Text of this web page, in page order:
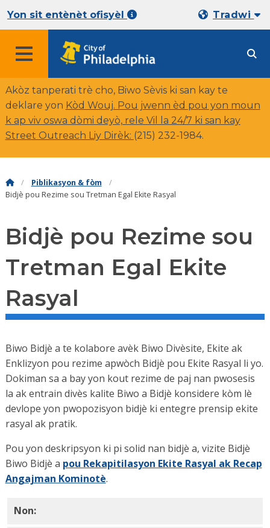
Yon sit entènèt ofisyèl Tradwi
Akòz tanperati trè cho, Biwo Sèvis ki san kay te
deklare yon Kòd Wouj. Pou jwenn èd pou yon moun
k ap viv oswa dòmi deyò, rele Vil la 24/7 ki san kay
Street Outreach Liy Dirèk: (215) 232-1984.
Piblikasyon & fòm
Bidjè pou Rezime sou Tretman Egal Ekite Rasyal
Bidjè pou Rezime sou
Tretman Egal Ekite
Rasyal
Biwo Bidjè a te kolabore avèk Biwo Divèsite, Ekite ak
Enklizyon pou rezime apwòch Bidjè pou Ekite Rasyal li yo.
Dokiman sa a bay yon kout rezime de paj nan pwosesis
la ak entrain divès kalite Biwo a Bidjè konsidere kòm lè
devlope yon pwopozisyon bidjè ki entegre prensip ekite
rasyal ak pratik.
Pou yon deskripsyon ki pi solid nan bidjè a, vizite Bidjè
Biwo Bidjè a pou Rekapitilasyon Ekite Rasyal ak Recap
Angajman Kominotè.
Non:FY24 Rezime Bidjè pou Ekite Rasyal PDF